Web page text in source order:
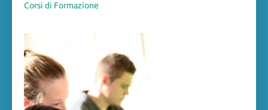
Corsi di Formazione